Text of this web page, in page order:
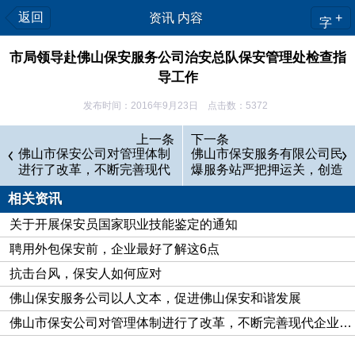
返回 资讯 内容 字 +
市局领导赴佛山保安服务公司治安总队保安管理处检查指
导工作
发布时间：2016年9月23日 点击数：5372
2016年9月13日上午，佛山市副局长在市治安总队长、副总
队长陪同下，看望并慰问佛山保安服务公司治安总队保安管理处
全体民警和文职人员。2017年9月16日下午，佛山市委员、纪委
书记在市治安总队总队长、副总队长陪同下，到市治安总队保安
管理处开展调研指导工作。书记在听取了近期的佛山保安服务公
司总队保安管理处工作情况汇报后，对下一步工作提出了具体要
求：一是认真履行保安管理职责，切实加强保安工作监管。二是
开拓创新。既要统一规范，又要体现本市保安管理特色。三是广
泛开展保安管理工作宣传，扩大社会影响。四是充分发挥保安行
业协会的作用，加强警民沟通、警企合作。
上一条
佛山市保安公司对管理体制
进行了改革，不断完善现代
企业制度
下一条
佛山市保安服务有限公司民
爆服务站严把押运关，创造
13年安全无事故的佳绩
相关资讯
关于开展保安员国家职业技能鉴定的通知
聘用外包保安前，企业最好了解这6点
抗击台风，保安人如何应对
佛山保安服务公司以人文本，促进佛山保安和谐发展
佛山市保安公司对管理体制进行了改革，不断完善现代企业制度